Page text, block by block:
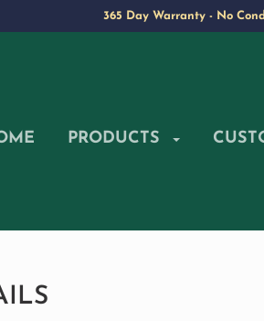
365 Day Warranty - No
PRODUCTS